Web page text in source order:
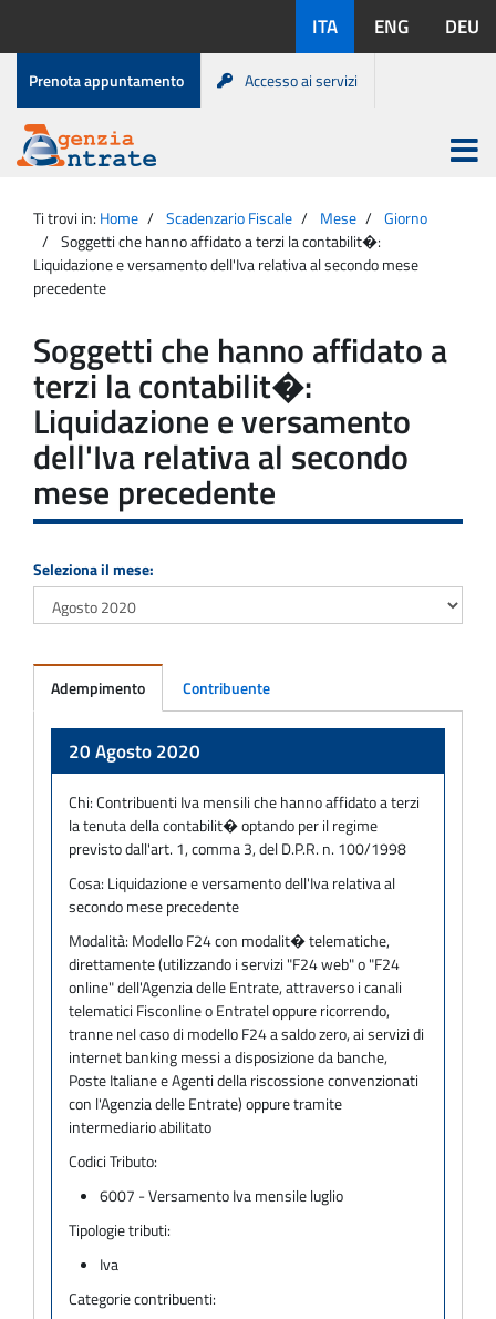
contenuto
disponibili:
ITA ENG DEU
Menu
di
servizio
Prenota appuntamento Accesso ai servizi
Agenzia
Entrate
Apri
menu
principale
Ti trovi in: Home Scadenzario Fiscale Mese
Giorno
Soggetti che hanno affidato a terzi la contabilit�:
Liquidazione e versamento dell'Iva relativa al secondo mese
precedente
Soggetti che hanno affidato a
terzi la contabilit�:
Liquidazione e versamento
dell'Iva relativa al secondo
mese precedente
Seleziona il mese:
Adempimento Contribuente
20 Agosto 2020
Chi:Contribuenti Iva mensili che hanno affidato a terzi
la tenuta della contabilit� optando per il regime
previsto dall'art. 1, comma 3, del D.P.R. n. 100/1998
Cosa: Liquidazione e versamento dell'Iva relativa al
secondo mese precedente
Modalità: Modello F24 con modalit� telematiche,
direttamente (utilizzando i servizi "F24 web" o "F24
online" dell'Agenzia delle Entrate, attraverso i canali
telematici Fisconline o Entratel oppure ricorrendo,
tranne nel caso di modello F24 a saldo zero, ai servizi di
internet banking messi a disposizione da banche,
Poste Italiane e Agenti della riscossione convenzionati
con l'Agenzia delle Entrate) oppure tramite
intermediario abilitato
Codici Tributo:
6007 - Versamento Iva mensile luglio
Tipologie tributi:
Iva
Categorie contribuenti: